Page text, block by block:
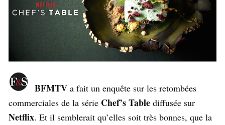
BFMTV a fait un enquête sur les retombées
commerciales de la série Chef’s Table diffusée sur
Netflix. Et il semblerait qu’elles soit très bonnes, que la